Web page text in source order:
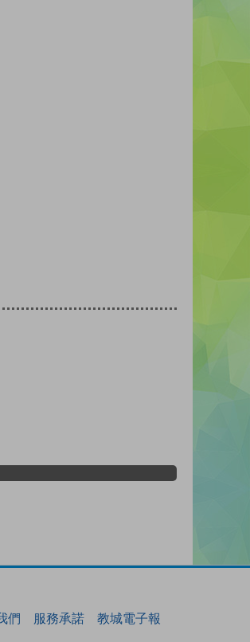
們 服務承諾 教城電子報